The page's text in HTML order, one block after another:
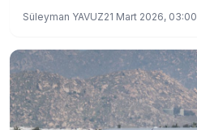
Süleyman YAVUZ21 Mart 2026, 03:00